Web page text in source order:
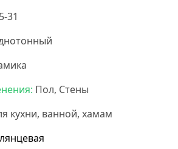
31
Пол, Стены
кухни, ванной, хамам